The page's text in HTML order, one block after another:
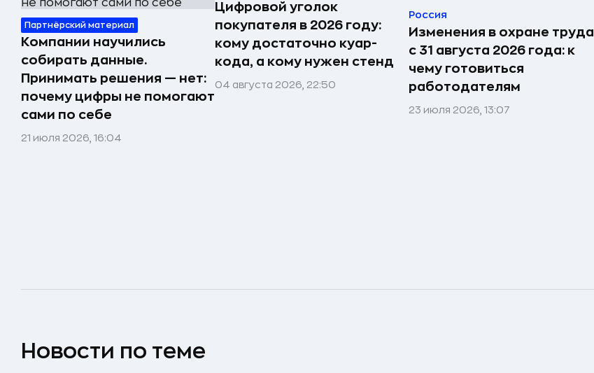
Партнёрский материал
Компании научились
собирать данные.
Принимать решения — нет:
почему цифры не помогают
сами по себе
21 июля 2026, 16:04
Цифровой уголок
покупателя в 2026 году:
кому достаточно куар-
кода, а кому нужен стенд
04 августа 2026, 22:50
Россия
Изменения в охране труда
с 31 августа 2026 года: к
чему готовиться
работодателям
23 июля 2026, 13:07
Новости по теме